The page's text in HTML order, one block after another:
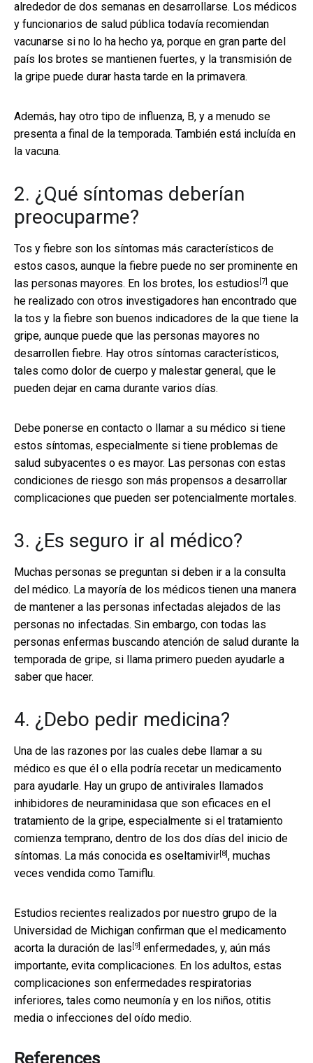
alrededor de dos semanas en desarrollarse. Los médicos
y funcionarios de salud pública todavía recomiendan
vacunarse si no lo ha hecho ya, porque en gran parte del
país los brotes se mantienen fuertes, y la transmisión de
la gripe puede durar hasta tarde en la primavera.
Además, hay otro tipo de influenza, B, y a menudo se
presenta a final de la temporada. También está incluída en
la vacuna.
2. ¿Qué síntomas deberían
preocuparme?
Tos y fiebre son los síntomas más característicos de
estos casos, aunque la fiebre puede no ser prominente en
las personas mayores. En los brotes, los estudios [7] que
he realizado con otros investigadores han encontrado que
la tos y la fiebre son buenos indicadores de la que tiene la
gripe, aunque puede que las personas mayores no
desarrollen fiebre. Hay otros síntomas característicos,
tales como dolor de cuerpo y malestar general, que le
pueden dejar en cama durante varios días.
Debe ponerse en contacto o llamar a su médico si tiene
estos síntomas, especialmente si tiene problemas de
salud subyacentes o es mayor. Las personas con estas
condiciones de riesgo son más propensos a desarrollar
complicaciones que pueden ser potencialmente mortales.
3. ¿Es seguro ir al médico?
Muchas personas se preguntan si deben ir a la consulta
del médico. La mayoría de los médicos tienen una manera
de mantener a las personas infectadas alejados de las
personas no infectadas. Sin embargo, con todas las
personas enfermas buscando atención de salud durante la
temporada de gripe, si llama primero pueden ayudarle a
saber que hacer.
4. ¿Debo pedir medicina?
Una de las razones por las cuales debe llamar a su
médico es que él o ella podría recetar un medicamento
para ayudarle. Hay un grupo de antivirales llamados
inhibidores de neuraminidasa que son eficaces en el
tratamiento de la gripe, especialmente si el tratamiento
comienza temprano, dentro de los dos días del inicio de
síntomas. La más conocida es oseltamivir[8], muchas
veces vendida como Tamiflu.
Estudios recientes realizados por nuestro grupo de la
Universidad de Michigan confirman que el medicamento
acorta la duración de las [9] enfermedades, y, aún más
importante, evita complicaciones. En los adultos, estas
complicaciones son enfermedades respiratorias
inferiores, tales como neumonía y en los niños, otitis
media o infecciones del oído medio.
References